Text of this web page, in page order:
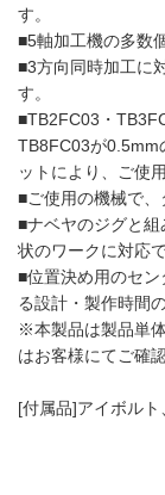
す。
■5軸加工機の多数
■3方向同時加工に
す。
■TB2FC03・
TB8FC03が0.5mm
ットにより、ご使
■ご使用の機械で、
■ナベヤのジグと
状のワークに対応
■位置決め用のセ
る設計・製作時間
※本製品は製品単
はお客様にてご確
[付属品]アイボル